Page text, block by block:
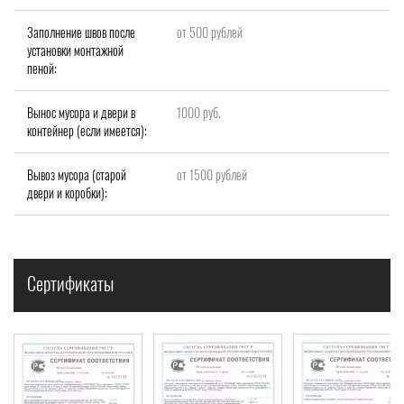
Заполнение швов после
установки монтажной
пеной:
от 500 рублей
Вынос мусора и двери в
контейнер (если имеется):
1000 руб.
Вывоз мусора (старой
двери и коробки):
от 1500 рублей
Сертификаты